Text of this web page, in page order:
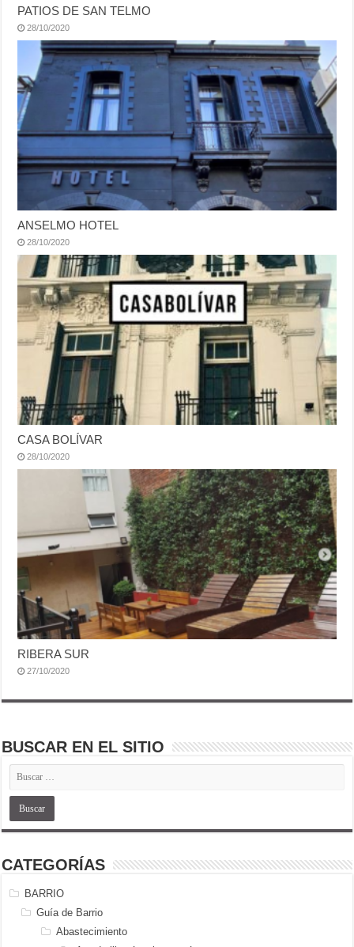
PATIOS DE SAN TELMO
28/10/2020
ANSELMO HOTEL
28/10/2020
CASA BOLÍVAR
28/10/2020
RIBERA SUR
27/10/2020
BUSCAR EN EL SITIO
CATEGORÍAS
BARRIO
Guía de Barrio
Abastecimiento